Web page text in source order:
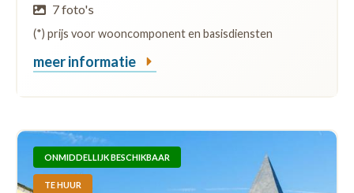
7 foto's
(*) prijs voor wooncomponent en basisdiensten
meer informatie
ONMIDDELLIJK BESCHIKBAAR
TE HUUR